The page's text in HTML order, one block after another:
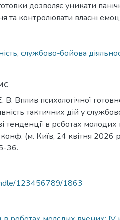
дозволяє уникати
та контролювати власні
, службово-бойова
Вплив психологічної
тактичних дій у
тенденції в роботах
(м. Київ, 24 квітня 2026
36.
123456789/1863